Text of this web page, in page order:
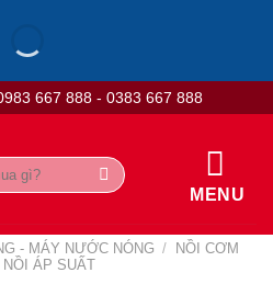
667 888 - 0383 667 888
MENU
- MÁY NƯỚC NÓNG /
NỒI CƠM
ÁP SUẤT